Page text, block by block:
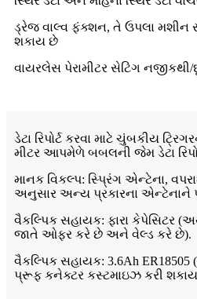
ડ્રેજ વાલ્વ ફંક્શન, તે ઉપલા મશીન
શકાય છે
વાયરલેસ પેરામીટર સેટિંગ નજીકથી/
ડેટા રિપોર્ટ કરવા માટે ચુંબકીય
મીટર આપમેળે બબલની જેમ ડેટા
માનક વિકલ્પ: સ્પ્રિંગ એન્ટેના,
અનુસાર અન્ય પ્રકારના એન્ટેનાને
વૈકલ્પિક સહાયક: ફારા કેપેસિટર
જાતે ઓફર કરે છે અને વેલ્ડ કરે છે).
વૈકલ્પિક સહાયક: 3.6Ah ER18505
પ્રૂફ કનેક્ટર કસ્ટમાઇઝ કરી